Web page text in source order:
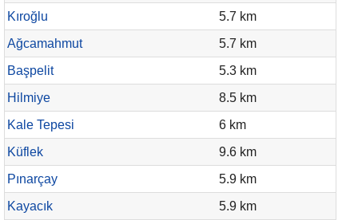
Kıroğlu
5.7 km
Ağcamahmut
5.7 km
Başpelit
5.3 km
Hilmiye
8.5 km
Kale Tepesi
6 km
Küflek
9.6 km
Pınarçay
5.9 km
Kayacık
5.9 km